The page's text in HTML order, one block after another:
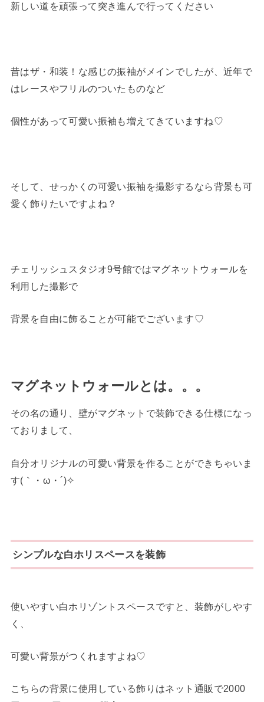
新しい道を頑張って突き進んで行ってください
昔はザ・和装！な感じの振袖がメインでしたが、近年で
はレースやフリルのついたものなど
個性があって可愛い振袖も増えてきていますね♡
そして、せっかくの可愛い振袖を撮影するなら背景も可
愛く飾りたいですよね？
チェリッシュスタジオ9号館ではマグネットウォールを
利用した撮影で
背景を自由に飾ることが可能でございます♡
マグネットウォールとは。。。
その名の通り、壁がマグネットで装飾できる仕様になっ
ておりまして、
自分オリジナルの可愛い背景を作ることができちゃいま
す(｀・ω・´)✧
シンプルな白ホリスペースを装飾
使いやすい白ホリゾントスペースですと、装飾がしやす
く、
可愛い背景がつくれますよね♡
こちらの背景に使用している飾りはネット通販で2000